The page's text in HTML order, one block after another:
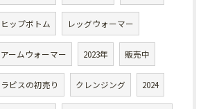
ヒップボトム レッグウォーマー
アームウォーマー 2023年 販売中
ラピスの初売り クレンジング 2024